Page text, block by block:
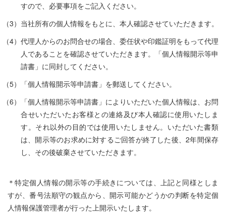
すので、必要事項をご記入ください。
（3）当社所有の個人情報をもとに、本人確認させていただきます。
（4）代理人からのお問合せの場合、委任状や印鑑証明をもって代理
人であることを確認させていただきます。「個人情報開示等申
請書」に同封してください。
（5）「個人情報開示等申請書」を郵送してください。
（6）「個人情報開示等申請書」によりいただいた個人情報は、お問
合せいただいたお客様との連絡及び本人確認に使用いたしま
す。それ以外の目的では使用いたしません。いただいた書類
は、開示等のお求めに対するご回答が終了した後、2年間保存
し、その後破棄させていただきます。
＊特定個人情報の開示等の手続きについては、上記と同様としま
すが、番号法順守の観点から、開示可能かどうかの判断を特定個
人情報保護管理者が行った上開示いたします。